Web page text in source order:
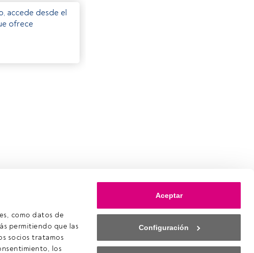
como datos de
permitiendo que las
socios tratamos
los
Aceptar
Configuración
accede desde el
ofrece